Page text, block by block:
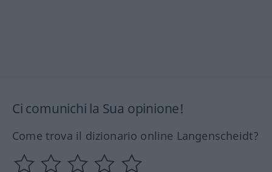
Ci comunichi la Sua opinione!
Come trova il dizionario online Langenscheidt?